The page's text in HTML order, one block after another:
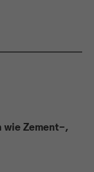
wie Zement-,